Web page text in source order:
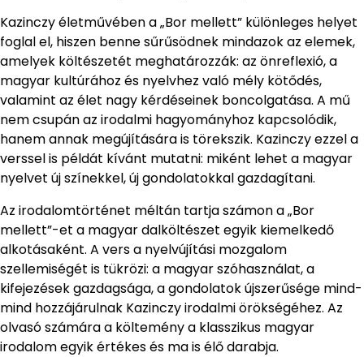
Kazinczy életművében a „Bor mellett” különleges helyet
foglal el, hiszen benne sűrűsödnek mindazok az elemek,
amelyek költészetét meghatározzák: az önreflexió, a
magyar kultúrához és nyelvhez való mély kötődés,
valamint az élet nagy kérdéseinek boncolgatása. A mű
nem csupán az irodalmi hagyományhoz kapcsolódik,
hanem annak megújítására is törekszik. Kazinczy ezzel a
verssel is példát kívánt mutatni: miként lehet a magyar
nyelvet új színekkel, új gondolatokkal gazdagítani.
Az irodalomtörténet méltán tartja számon a „Bor
mellett”-et a magyar dalköltészet egyik kiemelkedő
alkotásaként. A vers a nyelvújítási mozgalom
szellemiségét is tükrözi: a magyar szóhasználat, a
kifejezések gazdagsága, a gondolatok újszerűsége mind-
mind hozzájárulnak Kazinczy irodalmi örökségéhez. Az
olvasó számára a költemény a klasszikus magyar
irodalom egyik értékes és ma is élő darabja.